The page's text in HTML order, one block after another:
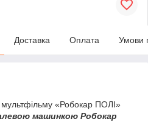
Доставка Оплата Умови
мультфільму «Робокар ПОЛІ»
машинкою Робокар